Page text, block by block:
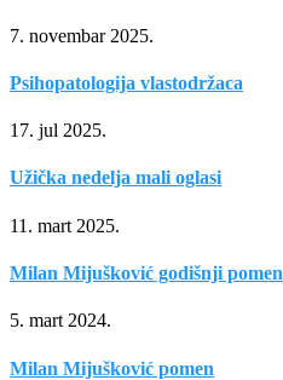
7. novembar 2025.
Psihopatologija vlastodržaca
17. jul 2025.
Užička nedelja mali oglasi
11. mart 2025.
Milan Mijušković godišnji pomen
5. mart 2024.
Milan Mijušković pomen